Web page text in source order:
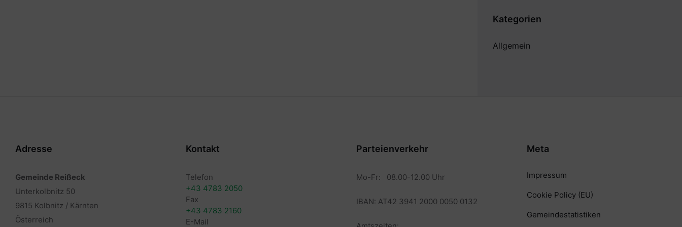
Kategorien
Allgemein
Adresse
Gemeinde Reißeck
Unterkolbnitz 50
9815 Kolbnitz / Kärnten
Österreich
Kontakt
Telefon
+43 4783 2050
Fax
+43 4783 2160
E-Mail
Parteienverkehr
Mo-Fr: 08.00-12.00 Uhr
IBAN: AT42 3941 2000 0050 0132
Meta
Impressum
Cookie Policy (EU)
Gemeindestatistiken